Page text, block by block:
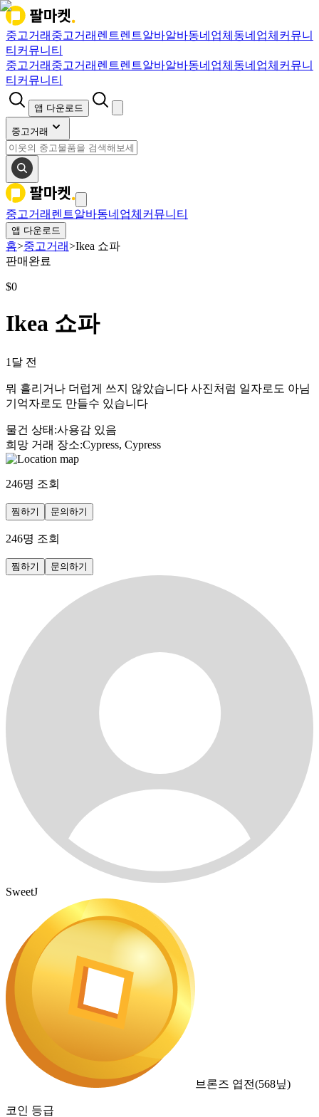
중고거래 중고거래 렌트렌트알바알바동네업체 동네업체 커뮤니
티 커뮤니티
중고거래 중고거래 렌트렌트알바알바동네업체 동네업체 커뮤니
티 커뮤니티
앱 다운로드
중고거래
중고거래 렌트알바동네업체 커뮤니티
앱 다운로드
홈>중고거래>Ikea 쇼파
판매완료
$0
Ikea 쇼파
1달 전
뭐 흘리거나 더럽게 쓰지 않았습니다 사진처럼 일자로도 아님
기억자로도 만들수 있습니다
물건 상태 :사용감 있음
희망 거래 장소:Cypress, Cypress
246명 조회
찜하기 문의하기
246명 조회
찜하기 문의하기
SweetJ
브론즈 엽전(568닢)
코인 등급